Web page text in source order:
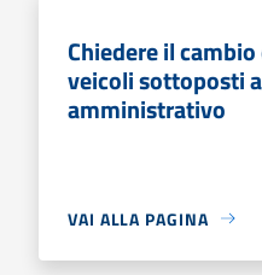
Chiedere il
veicoli sottoposti
amministrativo
VAI ALLA PAGINA